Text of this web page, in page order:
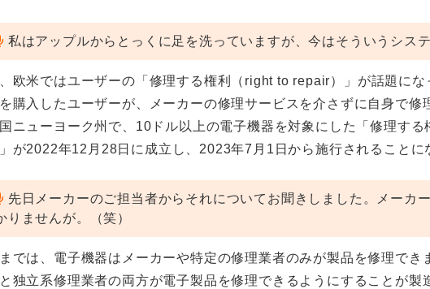
私はアップルからとっくに足を洗っていますが、今はそういうシス
欧米ではユーザーの「修理する権利（right to repair）」が話題に
購入したユーザーが、メーカーの修理サービスを介さずに自身で修
ニューヨーク州で、10ドル以上の電子機器を対象にした「修理す
が2022年12月28日に成立し、2023年7月1日から施行されることに
先日メーカーのご担当者からそれについてお聞きしました。メーカ
りませんが。（笑）
では、電子機器はメーカーや特定の修理業者のみが製品を修理でき
独立系修理業者の両方が電子製品を修理できるようにすることが製